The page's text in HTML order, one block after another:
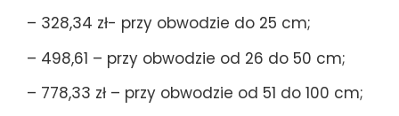
– 328,34 zł- przy obwodzie do 25 cm;
– 498,61 – przy obwodzie od 26 do 50 cm;
– 778,33 zł – przy obwodzie od 51 do 100 cm;